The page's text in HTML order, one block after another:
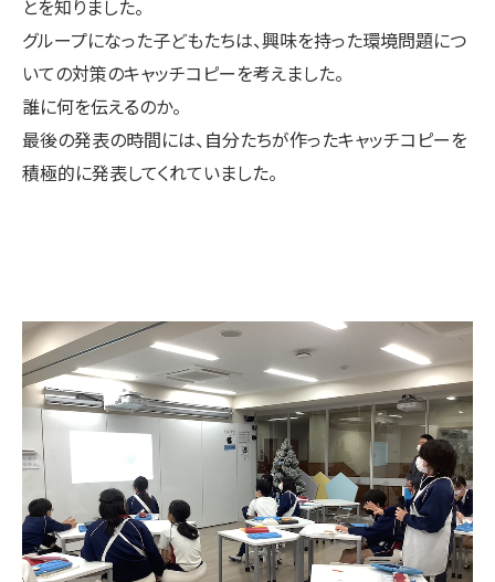
とを知りました。
グループになった子どもたちは、興味を持った環境問題につ
いての対策のキャッチコピーを考えました。
誰に何を伝えるのか。
最後の発表の時間には、自分たちが作ったキャッチコピーを
積極的に発表してくれていました。